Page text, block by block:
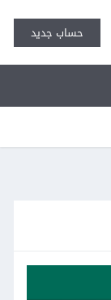
حساب جديد